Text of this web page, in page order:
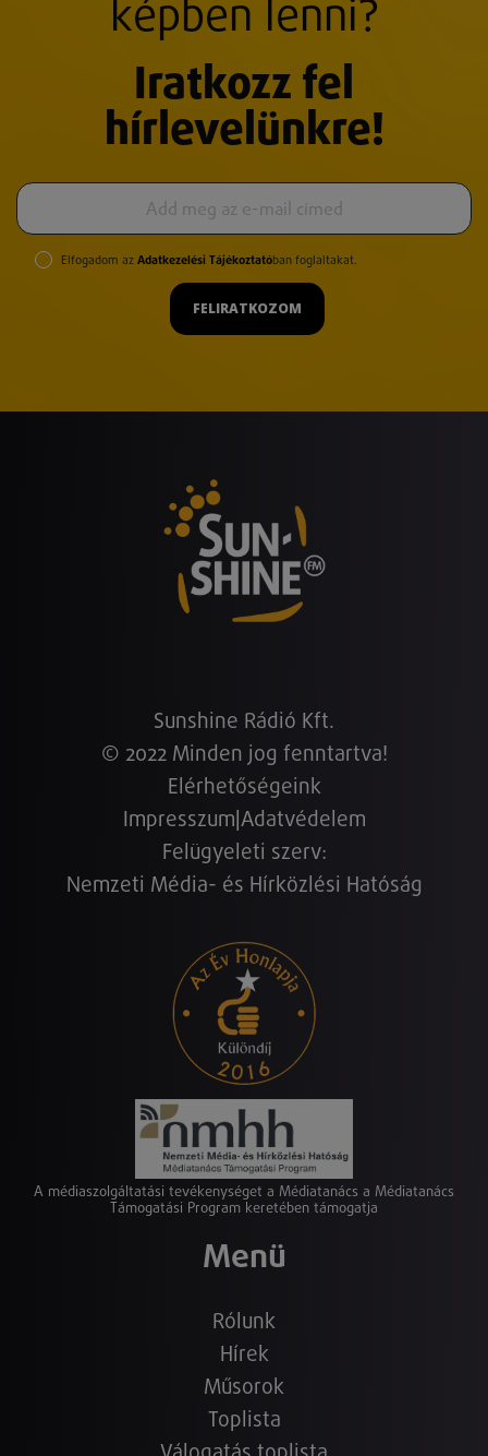
képben lenni?
Iratkozz fel
hírlevelünkre!
Elfogadom az Adatkezelési Tájékoztatóban foglaltakat.
FELIRATKOZOM
Sunshine Rádió Kft.
© 2022 Minden jog fenntartva!
Elérhetőségeink
Impresszum Adatvédelem
Felügyeleti szerv:
Nemzeti Média- és Hírközlési Hatóság
A médiaszolgáltatási tevékenységet a Médiatanács a Médiatanács
Támogatási Program keretében támogatja
Menü
Rólunk
Hírek
Műsorok
Toplista